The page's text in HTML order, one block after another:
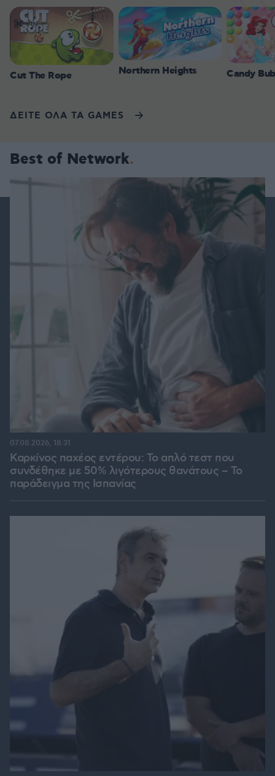
Cut The Rope Northern Heights Candy
ΔΕΙΤΕ ΟΛΑ ΤΑ GAMES
Best of Network
Καρκίνος παχέος εντέρου: Το απλό τεστ που
συνδέθηκε με 50% λιγότερους θανάτους – Το
παράδειγμα της Ισπανίας
07.08.2026, 18:31